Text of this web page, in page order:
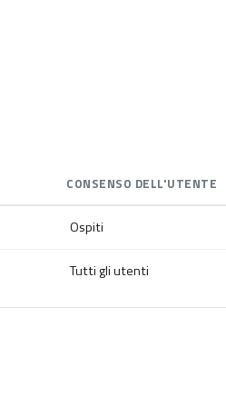
CONSENSO DELL'UTENTE
Ospiti
Tutti gli utenti